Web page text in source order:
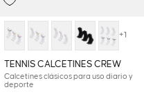
+1
TENNIS CALCETINES CREW
Calcetines clásicos para uso diario y
deporte